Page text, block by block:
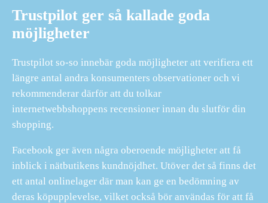
Trustpilot ger så kallade goda
möjligheter
Trustpilot so-so innebär goda möjligheter att verifiera ett
längre antal andra konsumenters observationer och vi
rekommenderar därför att du tolkar
internetwebbshoppens recensioner innan du slutför din
shopping.
Facebook ger även några oberoende möjligheter att få
inblick i nätbutikens kundnöjdhet. Utöver det så finns det
ett antal onlinelager där man kan ge en bedömning av
deras köpupplevelse, vilket också bör användas för att få